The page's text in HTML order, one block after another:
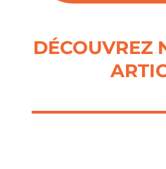
DÉCOUVREZ